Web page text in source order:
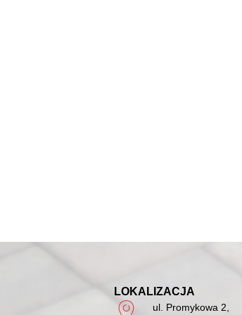
LOKALIZACJA
ul. Promykowa 2,